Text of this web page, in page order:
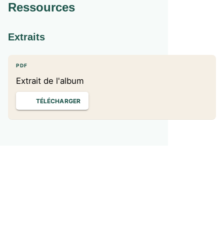
Ressources
Extraits
PDF
Extrait de l'album
TÉLÉCHARGER